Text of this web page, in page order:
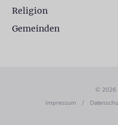
Religion
Gemeinden
© 2026
Impressum
/